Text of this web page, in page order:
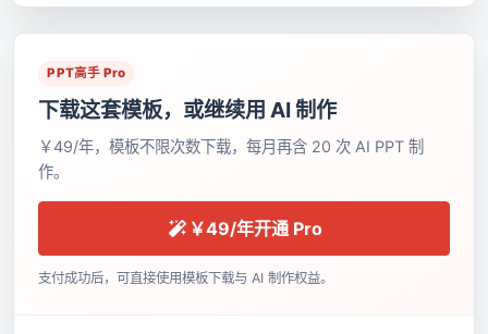
PPT高手 Pro
下载这套模板，或继续用 AI 制作
￥49/年，模板不限次数下载，每月再含 20 次 AI PPT 制
作。
￥49/年开通 Pro
支付成功后，可直接使用模板下载与 AI 制作权益。